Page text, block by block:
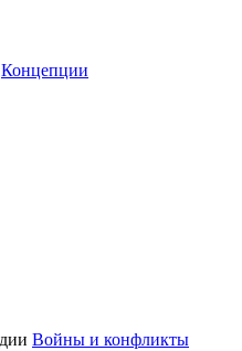
Концепции
Войны и конфликты